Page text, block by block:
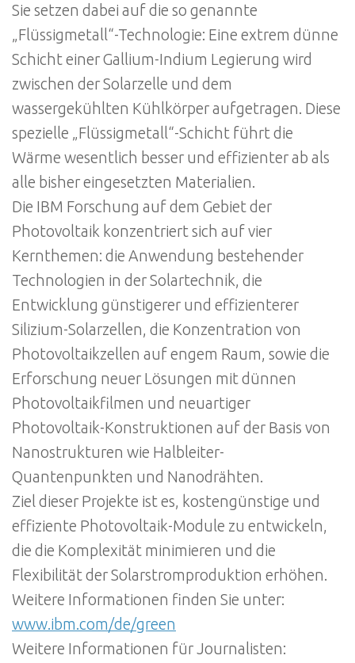
Sie setzen dabei auf die so genannte
„Flüssigmetall“-Technologie: Eine extrem dünne
Schicht einer Gallium-Indium Legierung wird
zwischen der Solarzelle und dem
wassergekühlten Kühlkörper aufgetragen. Diese
spezielle „Flüssigmetall“-Schicht führt die
Wärme wesentlich besser und effizienter ab als
alle bisher eingesetzten Materialien.
Die IBM Forschung auf dem Gebiet der
Photovoltaik konzentriert sich auf vier
Kernthemen: die Anwendung bestehender
Technologien in der Solartechnik, die
Entwicklung günstigerer und effizienterer
Silizium-Solarzellen, die Konzentration von
Photovoltaikzellen auf engem Raum, sowie die
Erforschung neuer Lösungen mit dünnen
Photovoltaikfilmen und neuartiger
Photovoltaik-Konstruktionen auf der Basis von
Nanostrukturen wie Halbleiter-
Quantenpunkten und Nanodrähten.
Ziel dieser Projekte ist es, kostengünstige und
effiziente Photovoltaik-Module zu entwickeln,
die die Komplexität minimieren und die
Flexibilität der Solarstromproduktion erhöhen.
Weitere Informationen finden Sie unter:
www.ibm.com/de/green
Weitere Informationen für Journalisten: